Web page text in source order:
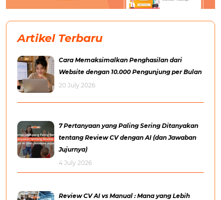
Artikel Terbaru
Cara Memaksimalkan Penghasilan dari
Website dengan 10.000 Pengunjung per Bulan
20 July 2026
7 Pertanyaan yang Paling Sering Ditanyakan
tentang Review CV dengan AI (dan Jawaban
Jujurnya)
4 July 2026
Review CV AI vs Manual : Mana yang Lebih